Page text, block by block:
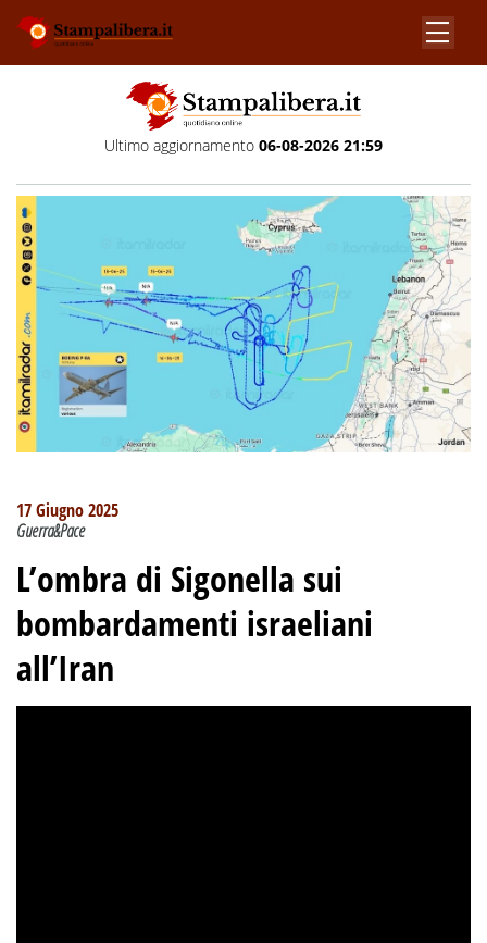
Ultimo aggiornamento 06-08-2026 21:59
17 Giugno 2025
Guerra&Pace
L’ombra di Sigonella sui
bombardamenti israeliani
all’Iran